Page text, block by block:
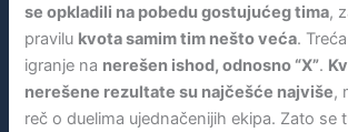
se opkladili na pobedu gostujućeg tima,
pravilu kvota samim tim nešto veća.
igranje na nerešen ishod, odnosno “X”.
nerešene rezultate su najčešće najviše,
reč o duelima ujednačenijih ekipa. Zato se